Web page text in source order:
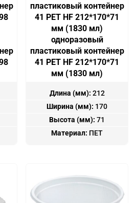
пластиковый контейнер
41 PET HF 212*170*71
мм (1830 мл)
одноразовый
пластиковый контейнер
41 PET HF 212*170*71
мм (1830 мл)
Длина (мм): 212
Ширина (мм): 170
Высота (мм): 71
Материал: ПЕТ